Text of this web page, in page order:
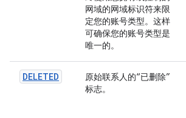
网域的网域标识符来限
定您的账号类型。这样
可确保您的账号类型是
唯一的。
DELETED
原始联系人的“已删除”
标志。